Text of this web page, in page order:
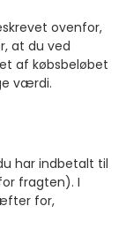
ovenfor,
at du ved
af købsbeløbet
værdi.
har indbetalt til
fragten). I
for,